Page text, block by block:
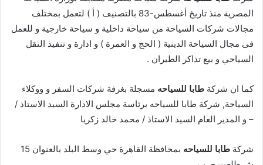
المصرية منذ تاريخ أغسطس-83 بالتصنيف ( أ ) لتعمل بمختلف
مجالات شركات السياحة من سياحة داخلية و سياحة خارجية و للعمل
فى مجال السياحة الدينية ( الحج و العمرة ) و ادارة و تنفيذ النقل
السياحي و بيع تذاكر الطيران .
كما ان شركة طابا للسياحه مسجلة بغرفة شركات السفر و ووكلاء
السياحة, شركة طابا للسياحه برئاسة مجلس الادارة السيد الاستاذ /
– و المدير العام السيد الاستاذ / محمد خالد زكريا
شركة طابا للسياحه
بمحافظة القاهرة حي وسط البلد بالعنوان 15